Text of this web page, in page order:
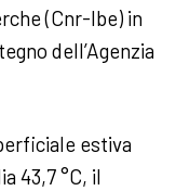
(Cnr-Ibe) in
dell’Agenzia
estiva
43,7 °C, il